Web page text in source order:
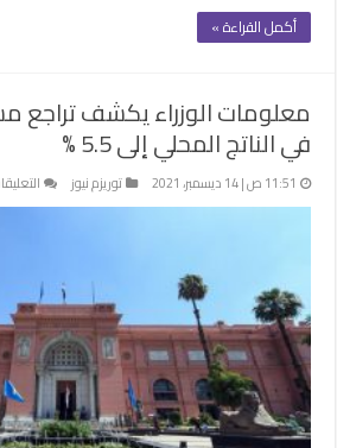
أكمل القراءة »
معلومات الوزراء يكشف تراجع
في الناتج المحلي إلى 5.5 %
11:51 ص | 14 ديسمبر، 2021 توريزم نيوز